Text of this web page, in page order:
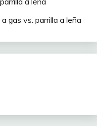
a gas vs. parrilla a leña